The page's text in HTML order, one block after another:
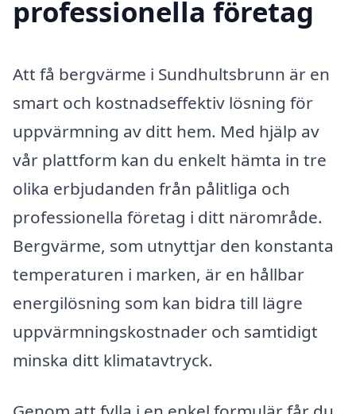
professionella företag
Att få bergvärme i Sundhultsbrunn är en
smart och kostnadseffektiv lösning för
uppvärmning av ditt hem. Med hjälp av
vår plattform kan du enkelt hämta in tre
olika erbjudanden från pålitliga och
professionella företag i ditt närområde.
Bergvärme, som utnyttjar den konstanta
temperaturen i marken, är en hållbar
energilösning som kan bidra till lägre
uppvärmningskostnader och samtidigt
minska ditt klimatavtryck.